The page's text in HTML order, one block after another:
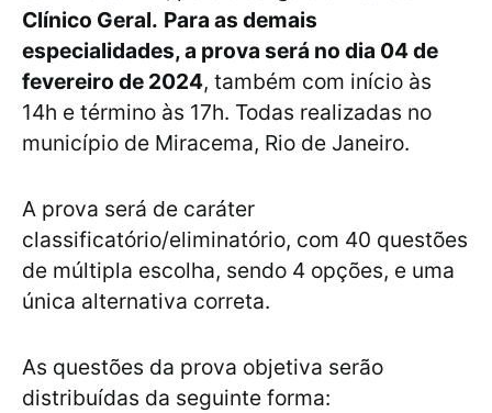
Clínico Geral. Para as demais
especialidades, a prova será no dia 04 de
fevereiro de 2024, também com início às
14h e término às 17h. Todas realizadas no
município de Miracema, Rio de Janeiro.
A prova será de caráter
classificatório/eliminatório, com 40 questões
de múltipla escolha, sendo 4 opções, e uma
única alternativa correta.
As questões da prova objetiva serão
distribuídas da seguinte forma: